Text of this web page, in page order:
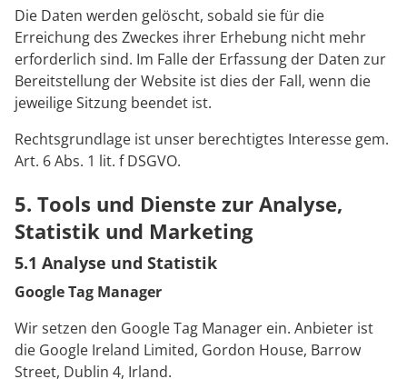
Die Daten werden gelöscht, sobald sie für die
Erreichung des Zweckes ihrer Erhebung nicht mehr
erforderlich sind. Im Falle der Erfassung der Daten zur
Bereitstellung der Website ist dies der Fall, wenn die
jeweilige Sitzung beendet ist.
Rechtsgrundlage ist unser berechtigtes Interesse gem.
Art. 6 Abs. 1 lit. f DSGVO.
5. Tools und Dienste zur Analyse,
Statistik und Marketing
5.1 Analyse und Statistik
Google Tag Manager
Wir setzen den Google Tag Manager ein. Anbieter ist
die Google Ireland Limited, Gordon House, Barrow
Street, Dublin 4, Irland.